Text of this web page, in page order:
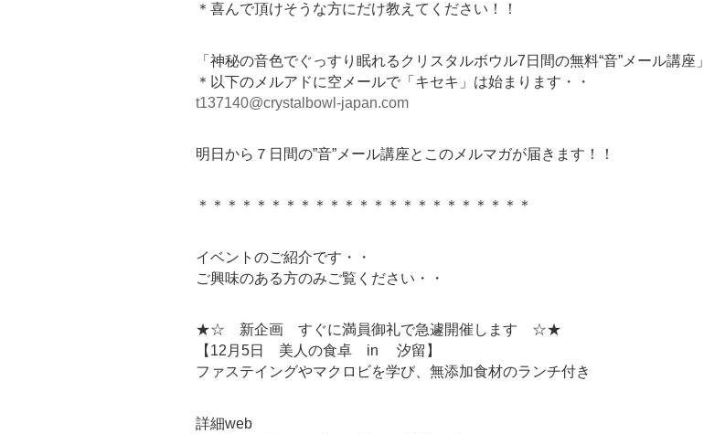
＊喜んで頂けそうな方にだけ教えてください！！
「神秘の音色でぐっすり眠れるクリスタルボウル7日間の無料“音”メール講座」
＊以下のメルアドに空メールで「キセキ」は始まります・・
t137140@crystalbowl-japan.com
明日から７日間の”音”メール講座とこのメルマガが届きます！！
＊＊＊＊＊＊＊＊＊＊＊＊＊＊＊＊＊＊＊＊＊＊＊
イベントのご紹介です・・
ご興味のある方のみご覧ください・・
★☆ 新企画 すぐに満員御礼で急遽開催します ☆★
【12月5日 美人の食卓 in 汐留】
ファステイングやマクロビを学び、無添加食材のランチ付き
詳細web